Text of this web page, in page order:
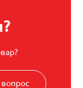
вопрос